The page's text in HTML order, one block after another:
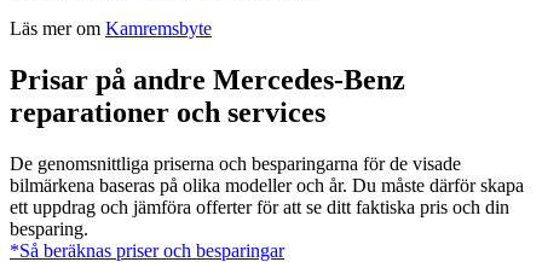
Läs mer om Kamremsbyte
Prisar på andre Mercedes-Benz
reparationer och services
De genomsnittliga priserna och besparingarna för de visade
bilmärkena baseras på olika modeller och år. Du måste därför skapa
ett uppdrag och jämföra offerter för att se ditt faktiska pris och din
besparing.
*Så beräknas priser och besparingar